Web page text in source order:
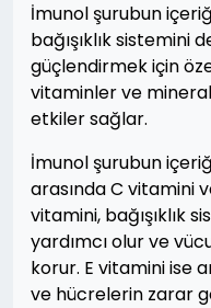
İmunol şurubun
bağışıklık sistemini
güçlendirmek için
vitaminler ve
etkiler sağlar.
İmunol şurubun
arasında C vitamini
vitamini, bağışıklık
yardımcı olur ve
korur. E vitamini ise
ve hücrelerin zarar